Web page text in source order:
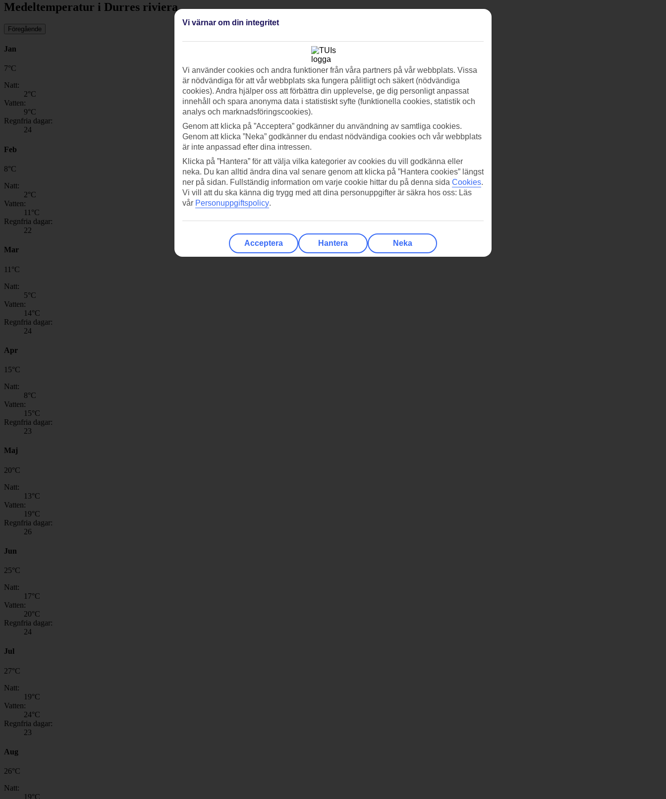
Medeltemperatur i Durres riviera
Föregående
Jan
7°C
Natt:
2°C
Vatten:
9°C
Regnfria dagar:
24
Feb
8°C
Natt:
2°C
Vatten:
11 °C
Regnfria dagar:
22
Mar
11 °C
Natt:
5°C
Vatten:
14°C
Regnfria dagar:
24
Apr
15°C
Natt:
8°C
Vatten:
15°C
Regnfria dagar:
23
Maj
20°C
Natt:
13°C
Vatten:
19°C
Regnfria dagar:
26
Jun
25°C
Natt:
17°C
Vatten:
20°C
Regnfria dagar:
24
Jul
27°C
Natt:
19°C
Vatten:
24°C
Regnfria dagar:
23
Aug
26°C
Natt:
19°C
Vi värnar om din integritet
Vi använder cookies och andra funktioner från våra partners på vår webbplats. Vissa
är nödvändiga för att vår webbplats ska fungera pålitligt och säkert (nödvändiga
cookies). Andra hjälper oss att förbättra din upplevelse, ge dig personligt anpassat
innehåll och spara anonyma data i statistiskt syfte (funktionella cookies, statistik och
analys och marknadsföringscookies).
Genom att klicka på ”Acceptera” godkänner du användning av samtliga cookies.
Genom att klicka ”Neka” godkänner du endast nödvändiga cookies och vår webbplats
är inte anpassad efter dina intressen.
Klicka på ”Hantera” för att välja vilka kategorier av cookies du vill godkänna eller
neka. Du kan alltid ändra dina val senare genom att klicka på ”Hantera cookies” längst
ner på sidan. Fullständig information om varje cookie hittar du på denna sida Cookies.
Vi vill att du ska känna dig trygg med att dina personuppgifter är säkra hos oss: Läs
vår Personuppgiftspolicy.
Acceptera Hantera Neka